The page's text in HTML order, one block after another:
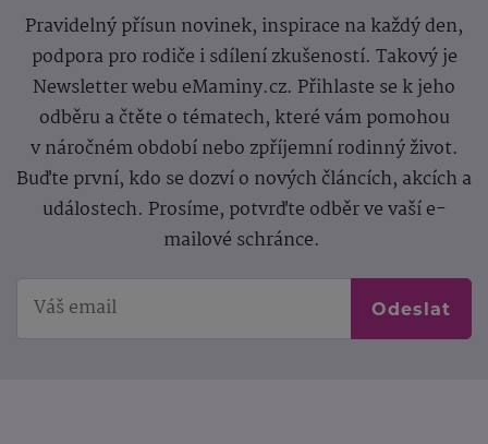
Pravidelný přísun novinek, inspirace na každý den,
podpora pro rodiče i sdílení zkušeností. Takový je
Newsletter webu eMaminy.cz. Přihlaste se k jeho
odběru a čtěte o tématech, které vám pomohou
v náročném období nebo zpříjemní rodinný život.
Buďte první, kdo se dozví o nových článcích, akcích a
událostech. Prosíme, potvrďte odběr ve vaší e-
mailové schránce.
Odeslat